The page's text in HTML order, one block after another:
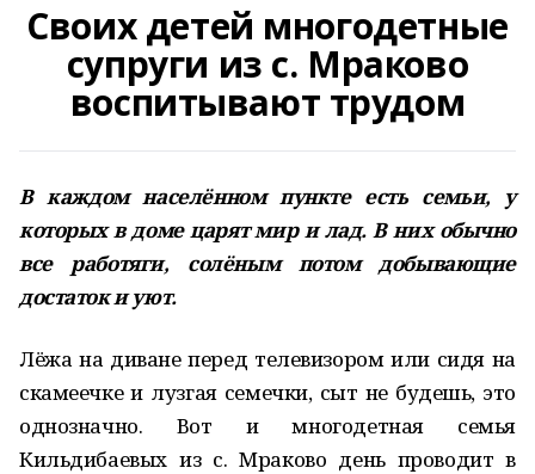
Своих детей многодетные
супруги из с. Мраково
воспитывают трудом
В каждом населённом пункте есть семьи, у
которых в доме царят мир и лад. В них обычно
все работяги, солёным потом добывающие
достаток и уют.
Лёжа на диване перед телевизором или сидя на
скамеечке и лузгая семечки, сыт не будешь, это
однозначно. Вот и многодетная семья
Кильдибаевых из с. Мраково день проводит в